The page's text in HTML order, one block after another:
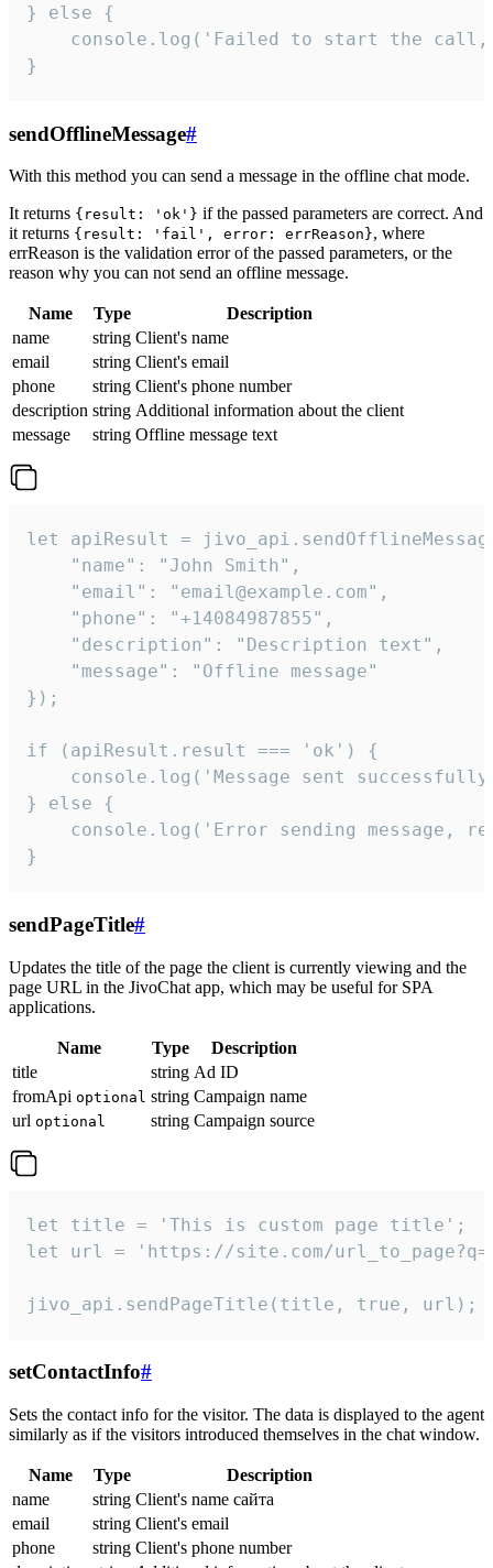
} else {
console.log('Failed to start the
}
sendOfflineMessage#
With this method you can send a message in the offline chat mode.
It returns {result: 'ok'} if the passed parameters are correct. And
it returns {result: 'fail', error: errReason}, where
errReason is the validation error of the passed parameters, or the
reason why you can not send an offline message.
Name Type
Description
name
string Client's name
email
string Client's email
phone
string Client's phone number
description string Additional information about the client
message
string Offline message text
let apiResult =
    "name": "John Smith",
    "email": "email@example.com",
    "phone": "+14084987855",
    "description": "Description text",
    "message": "Offline message"
});
if (apiResult.result === 'ok') {
console.log('Message sent
} else {
console.log('Error sending message,
}
sendPageTitle#
Updates the title of the page the client is currently viewing and the
page URL in the JivoChat app, which may be useful for SPA
applications.
Name Type
Description
title
string Ad ID
fromApi optional string Campaign name
url optional string Campaign source
let title = 'This is custom page title';
let url = 'https://site.com/
jivo_api.sendPageTitle(title, true, url);
setContactInfo#
Sets the contact info for the visitor. The data is displayed to the agent
similarly as if the visitors introduced themselves in the chat window.
Name Type
Description
name
string Client's name сайта
email
string Client's email
phone
string Client's phone number